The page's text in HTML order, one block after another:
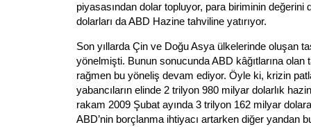
piyasasından dolar topluyor, para biriminin değerini
dolarları da ABD Hazine tahviline yatırıyor.
Son yıllarda Çin ve Doğu Asya ülkelerinde oluşan
yönelmişti. Bunun sonucunda ABD kâğıtlarına olan
rağmen bu yöneliş devam ediyor. Öyle ki, krizin
yabancıların elinde 2 trilyon 980 milyar dolarlık
rakam 2009 Şubat ayında 3 trilyon 162 milyar
ABD’nin borçlanma ihtiyacı artarken diğer yandan